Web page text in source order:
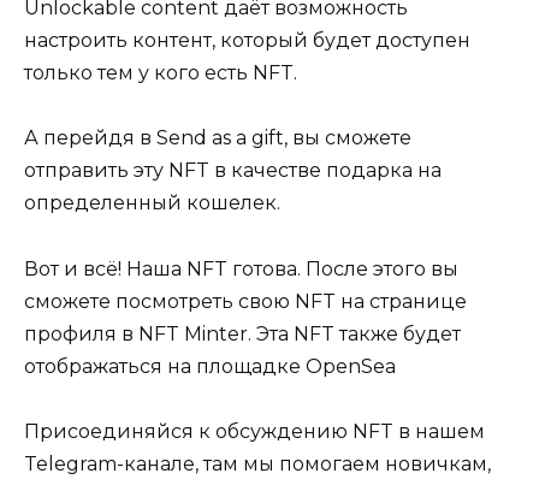
Unlockable content даёт возможность
настроить контент, который будет доступен
только тем у кого есть NFT.
А перейдя в Send as a gift, вы сможете
отправить эту NFT в качестве подарка на
определенный кошелек.
Вот и всё! Наша NFT готова. После этого вы
сможете посмотреть свою NFT на странице
профиля в NFT Minter. Эта NFT также будет
отображаться на площадке OpenSea
Присоединяйся к обсуждению NFT в нашем
Telegram-канале, там мы помогаем новичкам,